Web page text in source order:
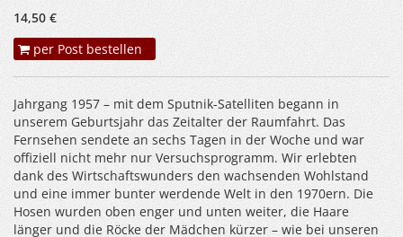
14,50 €
per Post bestellen
Jahrgang 1957 – mit dem Sputnik-Satelliten begann in
unserem Geburtsjahr das Zeitalter der Raumfahrt. Das
Fernsehen sendete an sechs Tagen in der Woche und war
offiziell nicht mehr nur Versuchsprogramm. Wir erlebten
dank des Wirtschaftswunders den wachsenden Wohlstand
und eine immer bunter werdende Welt in den 1970ern. Die
Hosen wurden oben enger und unten weiter, die Haare
länger und die Röcke der Mädchen kürzer – wie bei unseren